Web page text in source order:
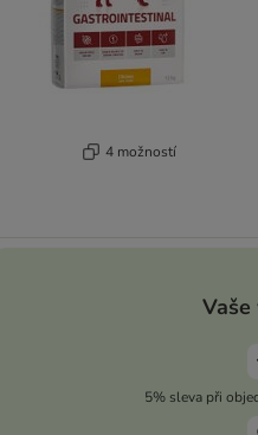
4 možností
5% sleva při